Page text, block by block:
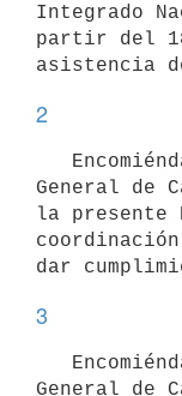
Integrado
partir del
2
General de
la presente
3
General de